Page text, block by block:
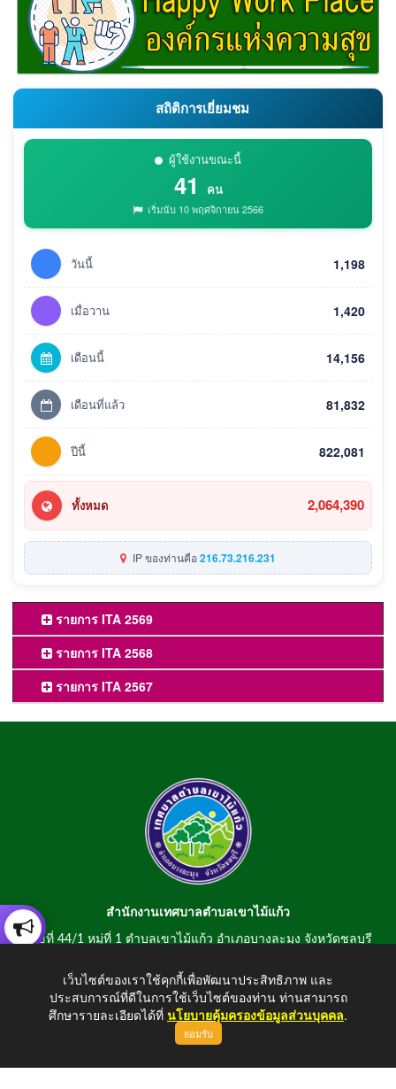
สถิติการเยี่ยมชม
ผู้ใช้งานขณะนี้
41 คน
เริ่มนับ 10 พฤศจิกายน 2566
วันนี้ 1,198
เมื่อวาน 1,420
เดือนนี้ 14,156
เดือนที่แล้ว 81,832
ปีนี้ 822,081
ทั้งหมด 2,064,390
IP ของท่านคือ216.73.216.231
รายการ ITA 2569
รายการ ITA 2568
รายการ ITA 2567
สำนักงานเทศบาลตำบลเขาไม้แก้ว
เลขที่ 44/1 หมู่ที่ 1 ตำบลเขาไม้แก้ว อำเภอบางละมุง จังหวัดชลบุรี
สอบถามข้อมูลโทรศัพท์/โทรสาร 0-3807-2634-5
E-mail : saraban@khaomaikaew.go.th
เว็บไซต์ของเราใช้คุกกี้เพื่อพัฒนาประสิทธิภาพ และ
ประสบการณ์ที่ดีในการใช้เว็บไซต์ของท่าน ท่านสามารถ
ศึกษารายละเอียดได้ที่ นโยบายคุ้มครองข้อมูลส่วนบุคคล.
ยอมรับ